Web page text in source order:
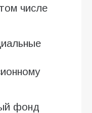
числе
фонд